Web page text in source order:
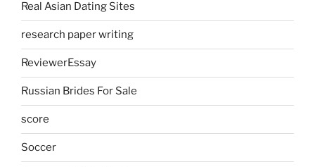
Real Asian Dating Sites
research paper writing
ReviewerEssay
Russian Brides For Sale
score
Soccer